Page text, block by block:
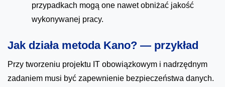
przypadkach mogą one nawet obniżać jakość
wykonywanej pracy.
Jak działa metoda Kano? — przykład
Przy tworzeniu projektu IT obowiązkowym i nadrzędnym
zadaniem musi być zapewnienie bezpieczeństwa danych.